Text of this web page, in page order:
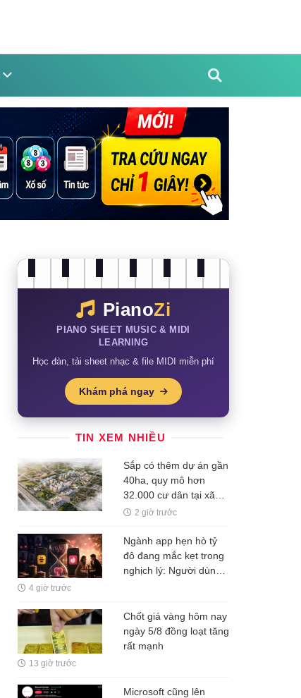
PianoZi
PIANO SHEET MUSIC & MIDI
LEARNING
Học đàn, tải sheet nhạc & file MIDI miễn phí
Khám phá ngay
TIN XEM NHIỀU
Sắp có thêm dự án gần
40ha, quy mô hơn
32.000 cư dân tại xã
Phúc Thịnh, Hà Nội
2 giờ trước
Ngành app hẹn hò tỷ
đô đang mắc kẹt trong
nghịch lý: Người dùng
một khách hàng
4 giờ trước
Chốt giá vàng hôm nay
ngày 5/8 đồng loạt tăng
rất mạnh
13 giờ trước
Microsoft cũng lên